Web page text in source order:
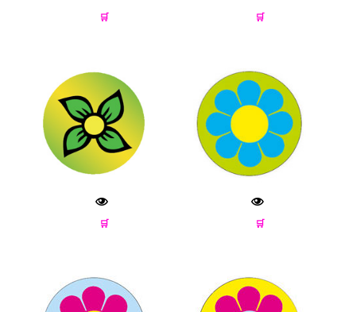
🛒 🛒
🛒 🛒